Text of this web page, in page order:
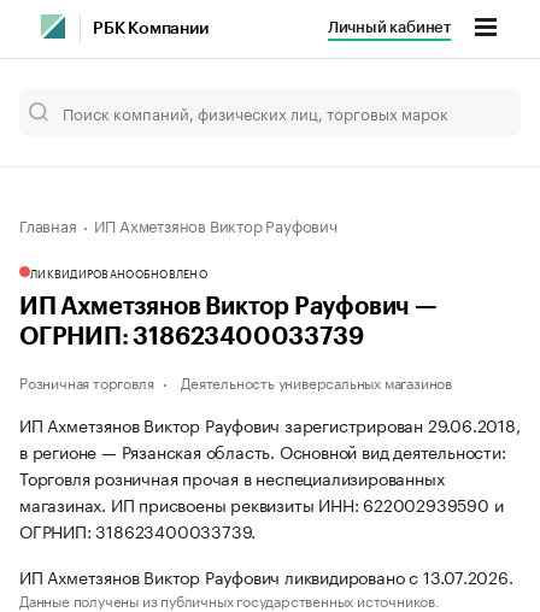
РБК Компании Личный кабинет
Главная ИП Ахметзянов Виктор Рауфович
ЛИКВИДИРОВАНООБНОВЛЕНО
ИП Ахметзянов Виктор Рауфович —
ОГРНИП: 318623400033739
Розничная торговля Деятельность универсальных магазинов
ИП Ахметзянов Виктор Рауфович зарегистрирован 29.06.2018,
в регионе — Рязанская область. Основной вид деятельности:
Торговля розничная прочая в неспециализированных
магазинах. ИП присвоены реквизиты ИНН: 622002939590 и
ОГРНИП: 318623400033739.
ИП Ахметзянов Виктор Рауфович ликвидировано с 13.07.2026.
Данные получены из публичных государственных источников.